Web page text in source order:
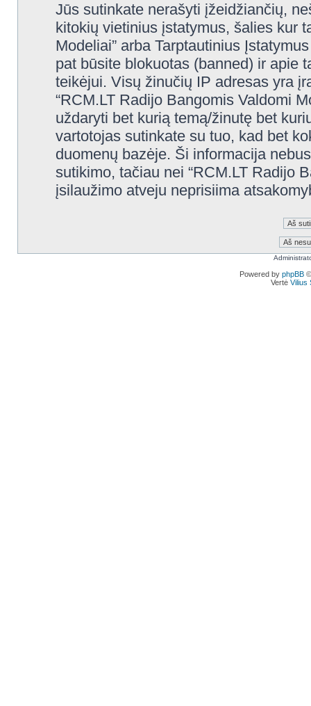
Jūs sutinkate nerašyti įžeidžiančių,
kitokių vietinius įstatymus, šalies kur
Modeliai” arba Tarptautinius
pat būsite blokuotas (banned) ir apie
teikėjui. Visų žinučių IP adresas yra
“RCM.LT Radijo Bangomis Valdomi
uždaryti bet kurią temą/žinutę bet
vartotojas sutinkate su tuo, kad bet
duomenų bazėje. Ši informacija
sutikimo, tačiau nei “RCM.LT Radijo
įsilaužimo atveju neprisiima
Powered by phpBB
Vertė Vilius